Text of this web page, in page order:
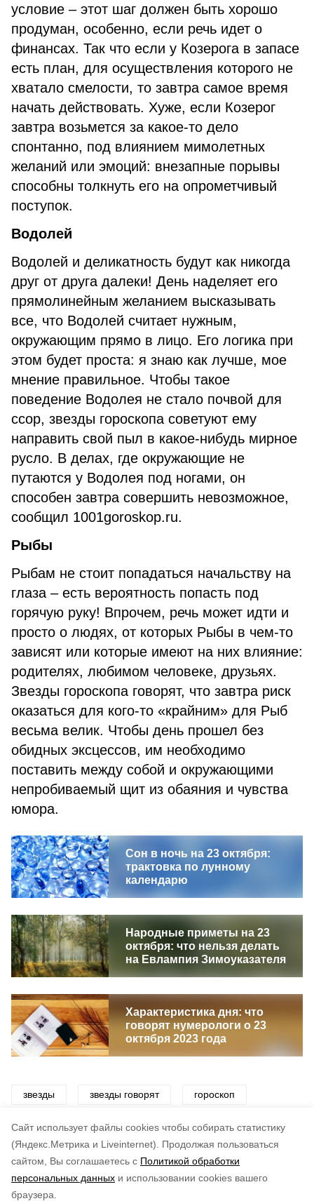
Cайт использует файлы cookies чтобы собирать статистику
(Яндекс.Метрика и Liveinternet).
Продолжая пользоваться
сайтом, Вы соглашаетесь с Политикой обработки
персональных данных и использовании cookies вашего
браузера.
Подписывайтесь на наш Telegram
канал
условие – этот шаг должен быть хорошо
продуман, особенно, если речь идет о
финансах. Так что если у Козерога в запасе
есть план, для осуществления которого не
хватало смелости, то завтра самое время
начать действовать. Хуже, если Козерог
завтра возьмется за какое-то дело
спонтанно, под влиянием мимолетных
желаний или эмоций: внезапные порывы
способны толкнуть его на опрометчивый
поступок.
Водолей
Водолей и деликатность будут как никогда
друг от друга далеки! День наделяет его
прямолинейным желанием высказывать
все, что Водолей считает нужным,
окружающим прямо в лицо. Его логика при
этом будет проста: я знаю как лучше, мое
мнение правильное. Чтобы такое
поведение Водолея не стало почвой для
ссор, звезды гороскопа советуют ему
направить свой пыл в какое-нибудь мирное
русло. В делах, где окружающие не
путаются у Водолея под ногами, он
способен завтра совершить невозможное,
сообщил 1001goroskop.ru.
Рыбы
Рыбам не стоит попадаться начальству на
глаза – есть вероятность попасть под
горячую руку! Впрочем, речь может идти и
просто о людях, от которых Рыбы в чем-то
зависят или которые имеют на них влияние:
родителях, любимом человеке, друзьях.
Звезды гороскопа говорят, что завтра риск
оказаться для кого-то «крайним» для Рыб
весьма велик. Чтобы день прошел без
обидных эксцессов, им необходимо
поставить между собой и окружающими
непробиваемый щит из обаяния и чувства
юмора.
Сон в ночь на 23 октября:
трактовка по лунному
календарю
Народные приметы на 23
октября: что нельзя делать
на Евлампия Зимоуказателя
Характеристика дня: что
говорят нумерологи о 23
октября 2023 года
звезды звезды говорят гороскоп
знак зодиака знаки зодиака астрология
по оценке